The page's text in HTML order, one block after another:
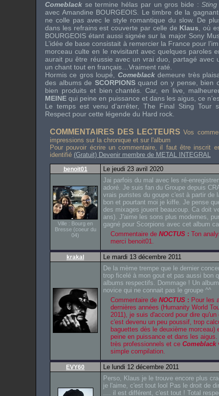
Comeblack se termine hélas par un gros bide :
avec Amandine BOURGEOIS . Le timbre de la
ne colle pas avec le style romantique du slow. De
dans les refrains est couverte par celle de Klaus , où
BOURGEOISétant aussi signée sur la major Sony
L’idée de base consistait à remercier la France pour
morceau culte en le revisitant avec quelques paroles
aurait pu être réussie avec un vrai duo, partagé avec
un chant tout en français…Vraiment raté.
Hormis ce gros loupé, Comeblackdemeure très
des albums de SCORPIONSquand on y pense, bien
bien produits et bien chantés. Car, en live ,
MEINE qui peine en puissance et dans les aigus, ce
Le temps est venu d’arrêter,The Final Sting Tour
Respect pour cette légende du Hard rock
COMMENTAIRES DES LECTEURS Vos
impressions sur la chronique et sur l'album
Pour pouvoir écrire un commentaire, il faut être inscrit
identifié (Gratuit) Devenir membre de METAL INTEGRAL
benoit01 Le jeudi 23 avril 2020
Ville : Bourg en
Bresse (coeur du
04)
Jai parfois du mal avec les ré-
adoré. Je suis fan du Groupe depuis
vrais puristes du goupe c'est à partir de
bon et pourtant moi je kiffe. Je pense
des mixages jouent beaucoup. Ca doit
ans). J'aime les sons plus modernes,
gagné pour Scorpions avec cet album
Commentaire de NOCTUS : Ton
merci benoit01.
krakal
Le mardi 13 décembre 2011
De la mème trempe que le dernier
trop ficelé à mon gout et pas aussi bon
albums respectifs. Dommage ! Un
novice qui ne connait pas le groupe ^^
Commentaire de NOCTUS : Pour les
dernières années (Humanity World
2011), je suis d'accord pour dire
c'est devenu un peu poussif, trop
baguettes dès le deuxième morceau)
peine en puissance et dans les
très professionnels et ce Comeblack
simple compilation.
EVY60
Le lundi 12 décembre 2011
Perso, Klaus je le trouve encore plus
je l'aime, c'est tout lool Pas le droit de
.... il est différent, c'est tout ! Total